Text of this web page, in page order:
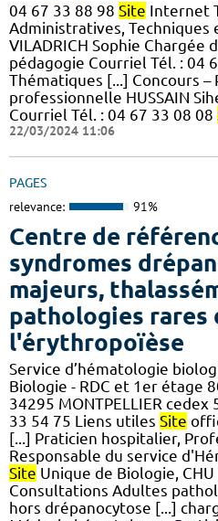
04 67 33 88 98 Site Internet
Administratives, Techniques
VILADRICH Sophie
pédagogie Courriel Tél. : 04
Thématiques [...] Concours –
professionnelle HUSSAIN
Courriel Tél. : 04 67 33 08 08
22/03/2024 11:06
PAGES
relevance: 91%
Centre de
syndromes
majeurs,
pathologies rares
l'érythropoïèse
Service d’hématologie
Biologie - RDC et 1er étage
34295 MONTPELLIER
33 54 75 Liens utiles Site
[...] Praticien hospitalier,
Responsable du service
Site Unique de Biologie,
Consultations Adultes
hors drépanocytose [...]